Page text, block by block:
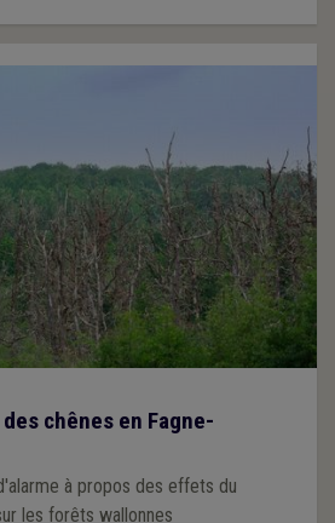
chênes en Fagne-
à propos des effets du
les forêts wallonnes